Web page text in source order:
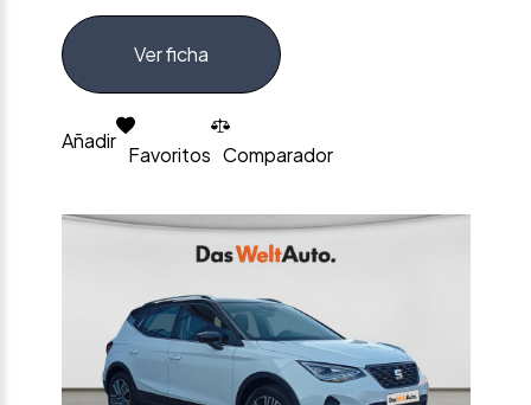
Ver ficha
Añadir
Favoritos Comparador